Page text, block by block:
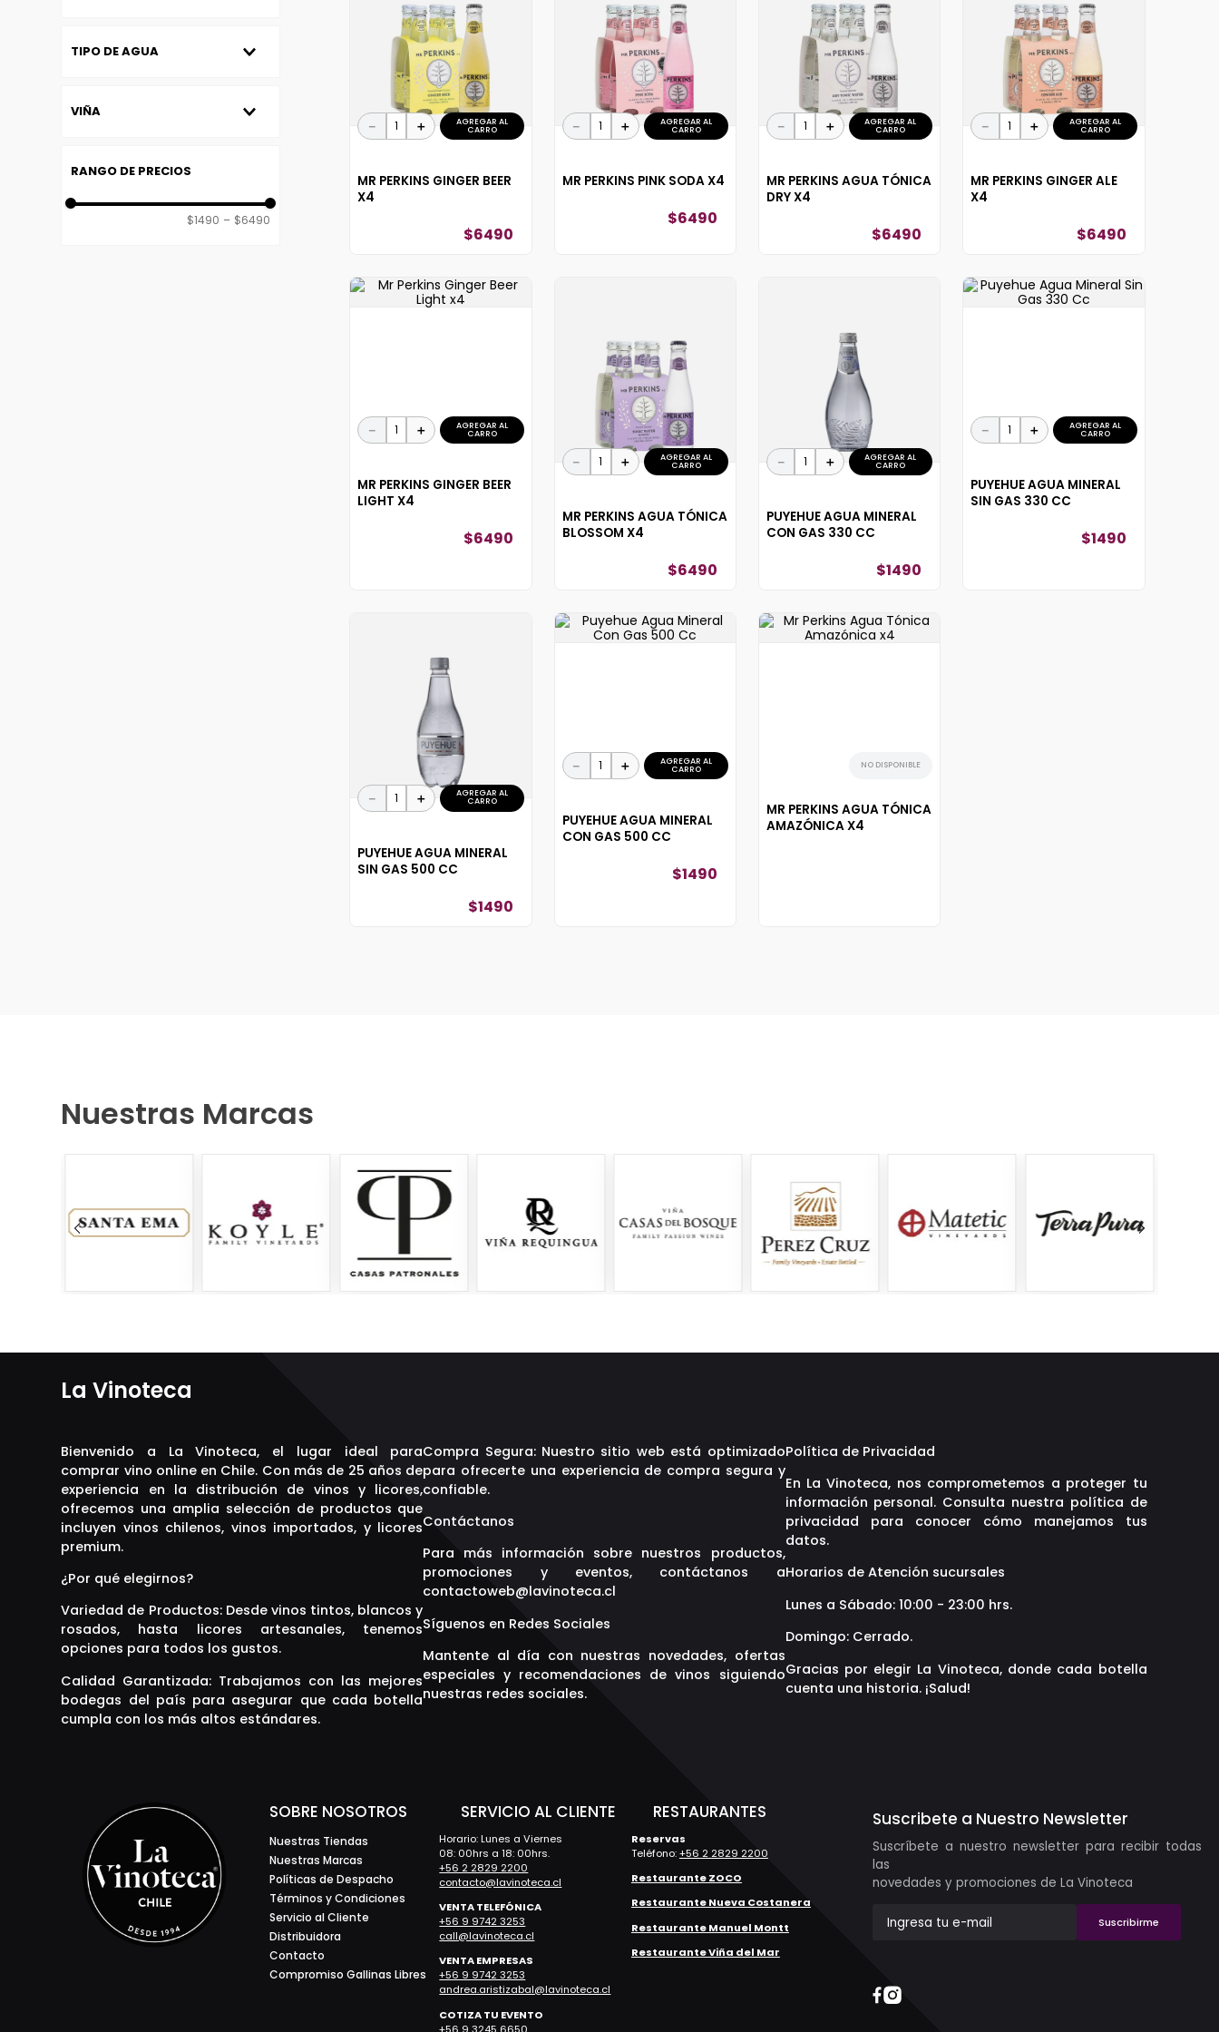
TIPO DE AGUA
Importada
VIÑA
$1490 – $6490
＋
－ AGREGAR AL
CARRO
MR PERKINS GINGER BEER
X4
$6490
＋
－ AGREGAR AL
CARRO
MR PERKINS PINK SODA X4
$6490
＋
－ AGREGAR AL
CARRO
MR PERKINS AGUA TÓNICA
DRY X4
$6490
＋
－ AGREGAR AL
CARRO
MR PERKINS GINGER ALE
X4
$6490
＋
－ AGREGAR AL
CARRO
MR PERKINS GINGER BEER
LIGHT X4
$6490
＋
－ AGREGAR AL
CARRO
MR PERKINS AGUA TÓNICA
BLOSSOM X4
$6490
＋
－ AGREGAR AL
CARRO
PUYEHUE AGUA MINERAL
CON GAS 330 CC
$1490
＋
－ AGREGAR AL
CARRO
PUYEHUE AGUA MINERAL
SIN GAS 330 CC
$1490
＋
－ AGREGAR AL
CARRO
PUYEHUE AGUA MINERAL
SIN GAS 500 CC
$1490
＋
－ AGREGAR AL
CARRO
PUYEHUE AGUA MINERAL
CON GAS 500 CC
$1490
NO DISPONIBLE
MR PERKINS AGUA TÓNICA
AMAZÓNICA X4
Nuestras Marcas
La Vinoteca
Bienvenido a La Vinoteca, el lugar ideal para
comprar vino online en Chile. Con más de 25 años de
experiencia en la distribución de vinos y licores,
ofrecemos una amplia selección de productos que
incluyen vinos chilenos, vinos importados, y licores
premium.
¿Por qué elegirnos?
Variedad de Productos: Desde vinos tintos, blancos y
rosados, hasta licores artesanales, tenemos
opciones para todos los gustos.
Calidad Garantizada: Trabajamos con las mejores
bodegas del país para asegurar que cada botella
cumpla con los más altos estándares.
Compra Segura: Nuestro sitio web está optimizado
para ofrecerte una experiencia de compra segura y
confiable.
Contáctanos
Para más información sobre nuestros productos,
promociones y eventos, contáctanos a
contactoweb@lavinoteca.cl
Síguenos en Redes Sociales
Mantente al día con nuestras novedades, ofertas
especiales y recomendaciones de vinos siguiendo
nuestras redes sociales.
Política de Privacidad
En La Vinoteca, nos comprometemos a proteger tu
información personal. Consulta nuestra política de
privacidad para conocer cómo manejamos tus
datos.
Horarios de Atención sucursales
Lunes a Sábado: 10:00 - 23:00 hrs.
Domingo: Cerrado.
Gracias por elegir La Vinoteca, donde cada botella
cuenta una historia. ¡Salud!
SOBRE NOSOTROS
Nuestras Tiendas
Nuestras Marcas
Políticas de Despacho
Términos y Condiciones
Servicio al Cliente
Distribuidora
Contacto
Compromiso Gallinas Libres
SERVICIO AL CLIENTE
Horario: Lunes a Viernes
08: 00hrs a 18: 00hrs.
+56 2 2829 2200
contacto@lavinoteca.cl
VENTA TELEFÓNICA
+56 9 9742 3253
call@lavinoteca.cl
VENTA EMPRESAS
+56 9 9742 3253
andrea.aristizabal@lavinoteca.cl
COTIZA TU EVENTO
+56 9 3245 6650
RESTAURANTES
Reservas
Teléfono:+56 2 2829 2200
Restaurante ZOCO
Restaurante Nueva Costanera
Restaurante Manuel Montt
Restaurante Viña del Mar
Suscribete a Nuestro Newsletter
Suscríbete a nuestro newsletter para recibir todas
las
novedades y promociones de La Vinoteca
Suscribirme